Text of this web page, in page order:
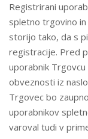
Registrirani
spletno trgovino
storijo tako, da s
registracije. Pred
uporabnik
obveznosti iz
Trgovec bo
uporabnikov
varoval tudi v